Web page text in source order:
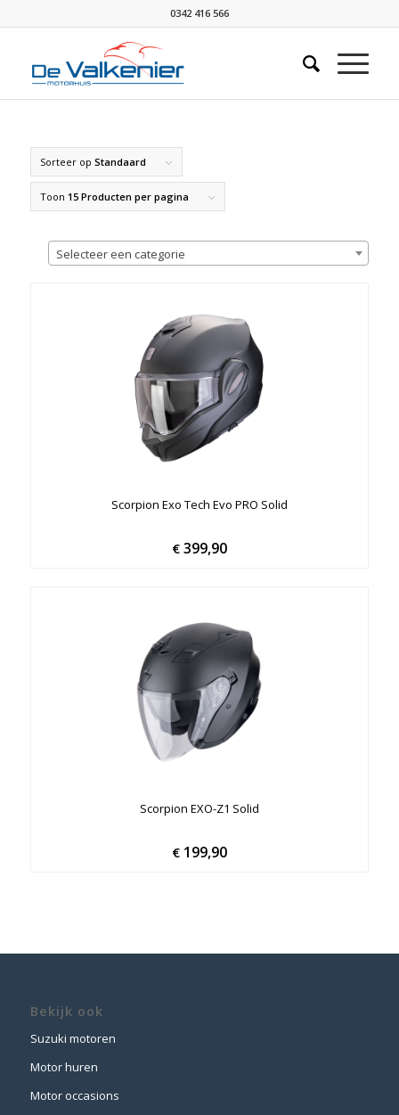
0342 416 566
Sorteer op Standaard
Toon 15 Producten per pagina
Selecteer een categorie
Scorpion Exo Tech Evo PRO Solid
€399,90
Scorpion EXO-Z1 Solid
€199,90
Bekijk ook
Suzuki motoren
Motor huren
Motor occasions